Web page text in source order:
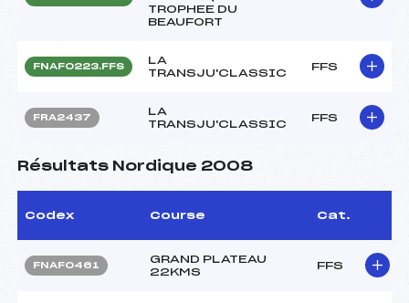
TROPHEE DU
BEAUFORT
FNAF0223.FFS
LA
TRANSJU'CLASSIC
FFS
FRA2437
LA
TRANSJU'CLASSIC
FFS
Résultats Nordique 2008
Codex Course Cat.
FNAF0461
GRAND PLATEAU
22KMS
FFS